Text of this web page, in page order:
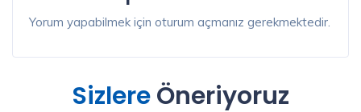
Yorum yapabilmek için oturum açmanız gerekmektedir.
SizlereÖneriyoruz